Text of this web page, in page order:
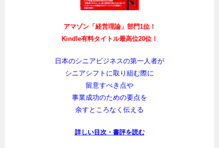
Kindle有料タイトル最高位20位！
日本のシニアビジネスの第一人者が
シニアシフトに取り組む際に
留意すべき点や
余すところなく伝える